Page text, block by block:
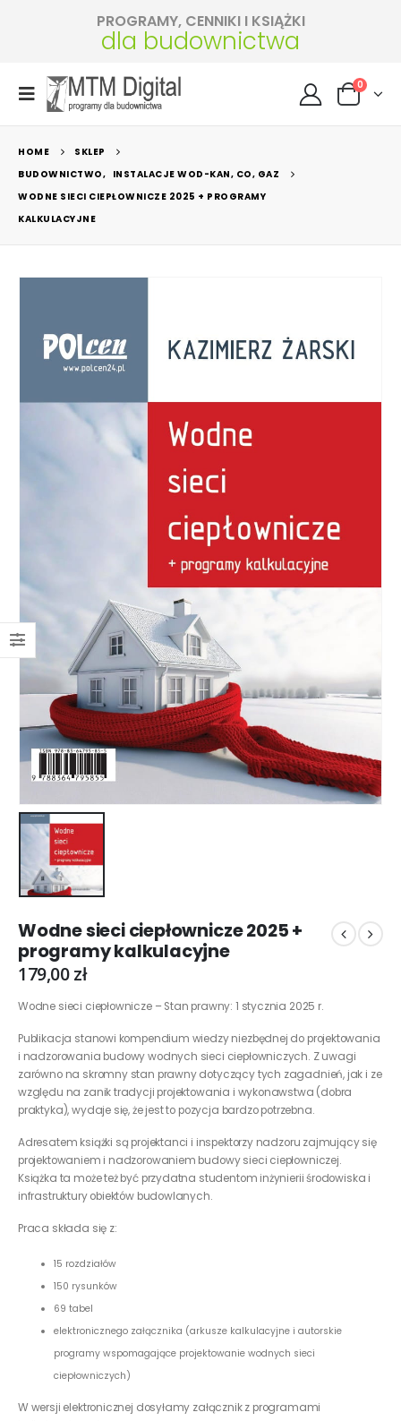
PROGRAMY, CENNIKI I KSIĄŻKI
dla budownictwa
0
HOME
SKLEP
BUDOWNICTWO, INSTALACJE WOD-KAN, CO, GAZ
WODNE SIECI CIEPŁOWNICZE 2025 + PROGRAMY
KALKULACYJNE
Wodne sieci ciepłownicze 2025 +
programy kalkulacyjne
179,00zł
Wodne sieci ciepłownicze – Stan prawny: 1 stycznia 2025 r.
Publikacja stanowi kompendium wiedzy niezbędnej do projektowania
i nadzorowania budowy wodnych sieci ciepłowniczych. Z uwagi
zarówno na skromny stan prawny dotyczący tych zagadnień, jak i ze
względu na zanik tradycji projektowania i wykonawstwa (dobra
praktyka), wydaje się, że jest to pozycja bardzo potrzebna.
Adresatem książki są projektanci i inspektorzy nadzoru zajmujący się
projektowaniem i nadzorowaniem budowy sieci ciepłowniczej.
Książka ta może też być przydatna studentom inżynierii środowiska i
infrastruktury obiektów budowlanych.
Praca składa się z:
15 rozdziałów
150 rysunków
69 tabel
elektronicznego załącznika (arkusze kalkulacyjne i autorskie
programy wspomagające projektowanie wodnych sieci
ciepłowniczych)
W wersji elektronicznej dosyłamy załącznik z programami